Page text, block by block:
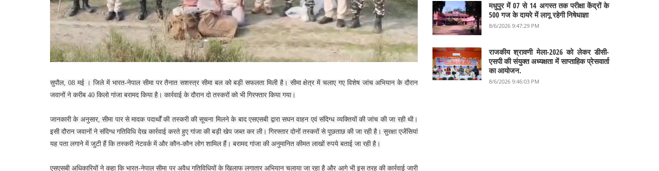
सुपौल, 08 मई । जिले में भारत-नेपाल सीमा पर तैनात सशस्त्र सीमा बल को बड़ी सफलता मिली है। सीमा क्षेत्र में चलाए गए विशेष जांच अभियान के दौरान
जवानों ने करीब 40 किलो गांजा बरामद किया है। कार्रवाई के दौरान दो तस्करों को भी गिरफ्तार किया गया।
जानकारी के अनुसार, सीमा पार से मादक पदार्थों की तस्करी की सूचना मिलने के बाद एसएसबी द्वारा सघन वाहन एवं संदिग्ध व्यक्तियों की जांच की जा रही थी।
इसी दौरान जवानों ने संदिग्ध गतिविधि देख कार्रवाई करते हुए गांजा की बड़ी खेप जब्त कर ली। गिरफ्तार दोनों तस्करों से पूछताछ की जा रही है। सुरक्षा एजेंसियां
यह पता लगाने में जुटी हैं कि तस्करी नेटवर्क में और कौन-कौन लोग शामिल हैं। बरामद गांजा की अनुमानित कीमत लाखों रुपये बताई जा रही है।
एसएसबी अधिकारियों ने कहा कि भारत-नेपाल सीमा पर अवैध गतिविधियों के खिलाफ लगातार अभियान चलाया जा रहा है और आगे भी इस तरह की कार्रवाई जारी
मधुपुर में 07 से 14 अगस्त तक परीक्षा केंद्रों के
500 गज के दायरे में लागू रहेगी निषेधाज्ञा
8/6/2026 9:47:29 PM
राजकीय श्रावणी मेला-2026 को लेकर डीसी-
एसपी की संयुक्त अध्यक्षता में साप्ताहिक प्रेसवार्ता
का आयोजन.
8/6/2026 9:46:03 PM